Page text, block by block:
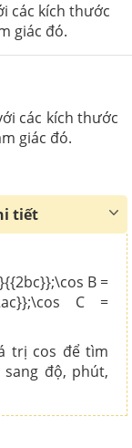
các kích thước
giác đó.
các kích thước
giác đó.
tiết
B =
C =
trị cos để tìm
sang độ, phút,